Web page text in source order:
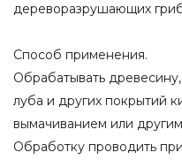
дереворазрушающих
Способ применения.
Обрабатывать
луба и других покрытий
вымачиванием или
Обработку проводить